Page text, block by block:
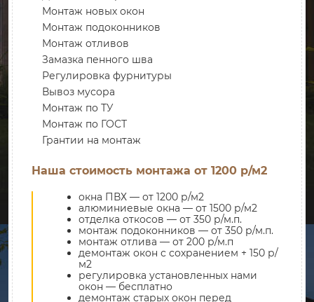
Монтаж новых окон
Монтаж подоконников
Монтаж отливов
Замазка пенного шва
Регулировка фурнитуры
Вывоз мусора
Монтаж по ТУ
Монтаж по ГОСТ
Грантии на монтаж
Наша стоимость монтажа от 1200 р/м2
окна ПВХ — от 1200 р/м2
алюминиевые окна — от 1500 р/м2
отделка откосов — от 350 р/м.п.
монтаж подоконников — от 350 р/м.п.
монтаж отлива — от 200 р/м.п
демонтаж окон с сохранением + 150 р/
м2
регулировка установленных нами
окон — бесплатно
демонтаж старых окон перед